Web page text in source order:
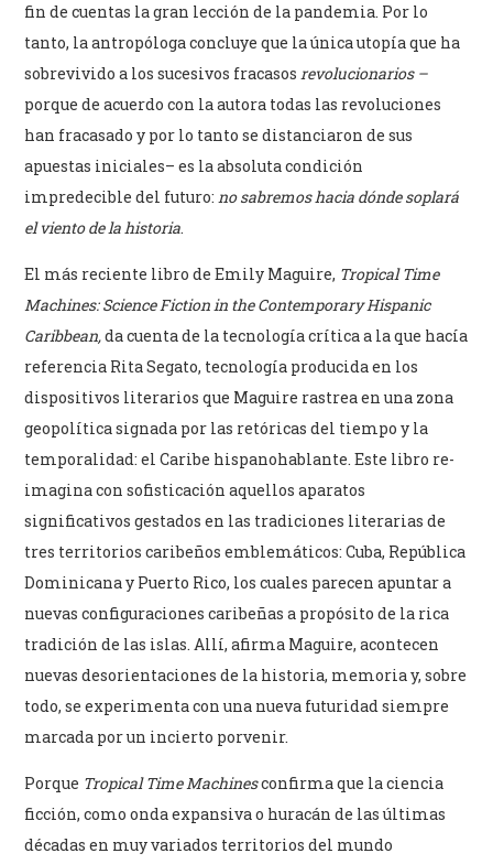
fin de cuentas la gran lección de la pandemia. Por lo
tanto, la antropóloga concluye que la única utopía que ha
sobrevivido a los sucesivos fracasosrevolucionarios –
porque de acuerdo con la autora todas las revoluciones
han fracasado y por lo tanto se distanciaron de sus
apuestas iniciales– es la absoluta condición
impredecible del futuro:no sabremos hacia dónde soplará
el viento de la historia.
El más reciente libro de Emily Maguire, Tropical Time
Machines: Science Fiction in the Contemporary Hispanic
Caribbean,da cuenta de la tecnología crítica a la que hacía
referencia Rita Segato, tecnología producida en los
dispositivos literarios que Maguire rastrea en una zona
geopolítica signada por las retóricas del tiempo y la
temporalidad: el Caribe hispanohablante. Este libro re-
imagina con sofisticación aquellos aparatos
significativos gestados en las tradiciones literarias de
tres territorios caribeños emblemáticos: Cuba, República
Dominicana y Puerto Rico, los cuales parecen apuntar a
nuevas configuraciones caribeñas a propósito de la rica
tradición de las islas. Allí, afirma Maguire, acontecen
nuevas desorientaciones de la historia, memoria y, sobre
todo, se experimenta con una nueva futuridad siempre
marcada por un incierto porvenir.
Porque Tropical Time Machinesconfirma que la ciencia
ficción, como onda expansiva o huracán de las últimas
décadas en muy variados territorios del mundo